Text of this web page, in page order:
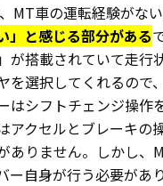
MT車の運転経験がな
」と感じる部分がある
が搭載されていて走行
を選択してくれるので
はシフトチェンジ操作
アクセルとブレーキの
ありません。しかし、
ー自身が行う必要があり